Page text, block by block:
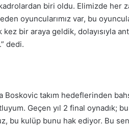
biri oldu. Elimizde her
oyuncularımız var, bu
bir araya geldik, dolayısıyla
dedi.
Boskovic takım hedeflerinden
Geçen yıl 2 final oynadık;
bu kulüp bunu hak ediyor. Bu